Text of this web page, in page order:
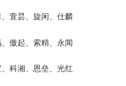
萱昙、旋闲、仕麟
傲起、索精、永闻
科湘、恩垒、光红